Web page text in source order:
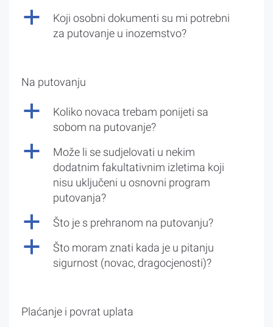
a
Koji osobni dokumenti su mi potrebni
za putovanje u inozemstvo?
Na putovanju
a
Koliko novaca trebam ponijeti sa
sobom na putovanje?
a
Može li se sudjelovati u nekim
dodatnim fakultativnim izletima koji
nisu uključeni u osnovni program
putovanja?
a Što je s prehranom na putovanju?
a
Što moram znati kada je u pitanju
sigurnost (novac, dragocjenosti)?
Plaćanje i povrat uplata